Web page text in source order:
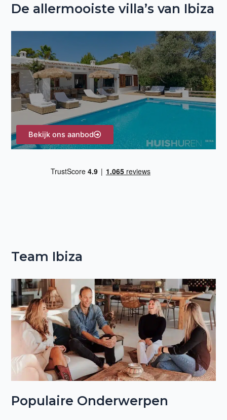
e
a
r
:
De allermooiste villa’s van Ibiza
Bekijk ons aanbod
Team Ibiza
Populaire Onderwerpen